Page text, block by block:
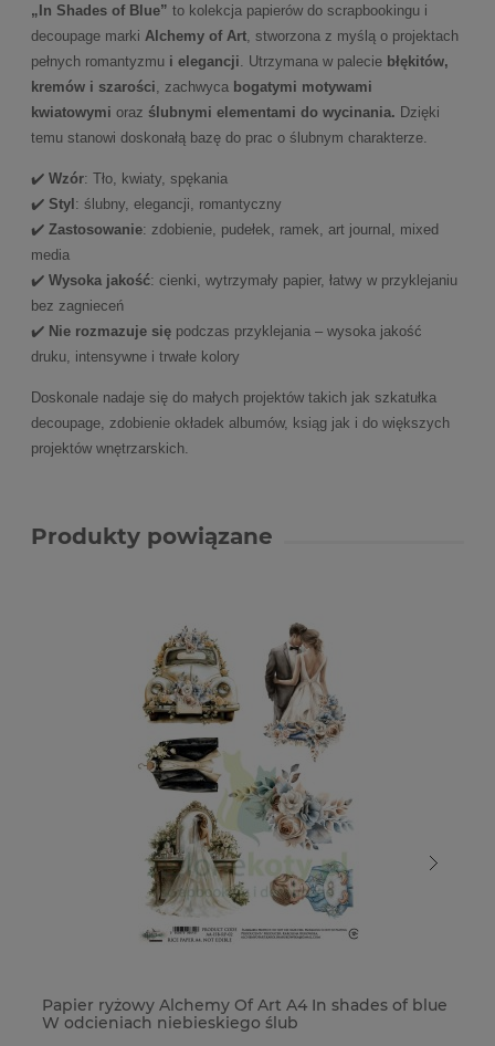
„In Shades of Blue” to kolekcja papierów do scrapbookingu i
decoupage marki Alchemy of Art, stworzona z myślą o projektach
pełnych romantyzmu i elegancji. Utrzymana w palecie błękitów,
kremów i szarości, zachwyca bogatymi motywami
kwiatowymi oraz ślubnymi elementami do wycinania. Dzięki
temu stanowi doskonałą bazę do prac o ślubnym charakterze.
✔️ Wzór: Tło, kwiaty, spękania
✔️ Styl : ślubny, elegancji, romantyczny
✔️ Zastosowanie: zdobienie, pudełek, ramek, art journal, mixed
media
✔️ Wysoka jakość: cienki, wytrzymały papier, łatwy w przyklejaniu
bez zagnieceń
✔️ Nie rozmazuje się podczas przyklejania – wysoka jakość
druku, intensywne i trwałe kolory
Doskonale nadaje się do małych projektów takich jak szkatułka
decoupage, zdobienie okładek albumów, ksiąg jak i do większych
projektów wnętrzarskich.
Produkty powiązane
Papier ryżowy Alchemy Of Art A4 In shades of blue
W odcieniach niebieskiego ślub